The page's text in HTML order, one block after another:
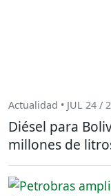
Actualidad • JUL 24 /
Diésel para
millones de